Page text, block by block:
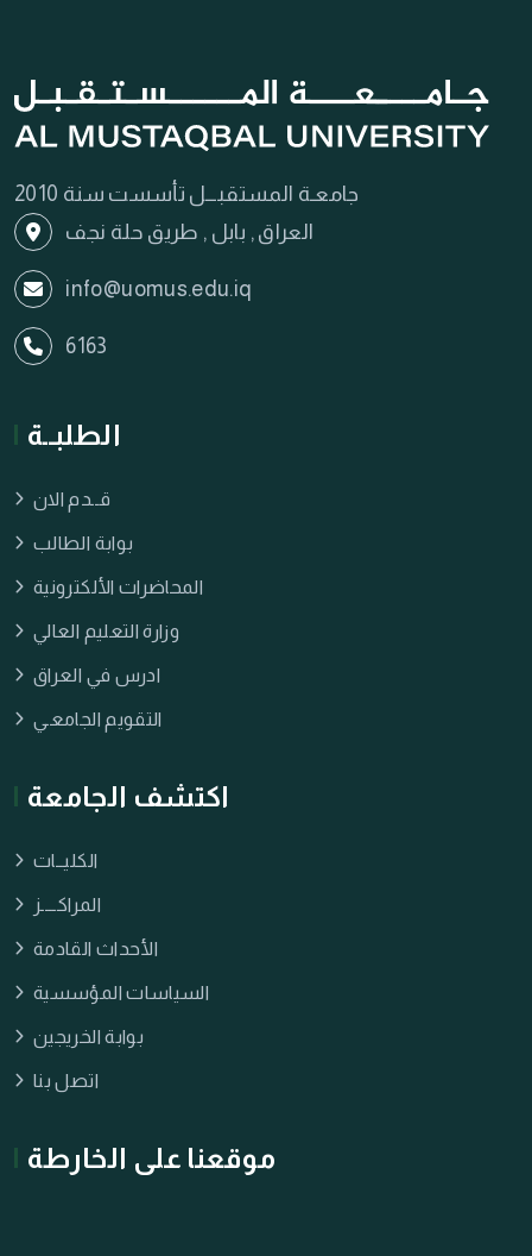
جامعـة المستقبـــل تأسست سنة 2010
العراق , بابل , طريق حلة نجف
info@uomus.edu.iq
6163
الطلبــة
قــدم الان
بوابة الطالب
المحاضرات الألكترونية
وزارة التعليم العالي
ادرس في العراق
التقويم الجامعـي
اكتشف الجامعة
الكليــات
المراكــــز
الأحداث القادمة
السياسات المؤسسية
بوابة الخريجين
اتصل بنا
موقعنا على الخارطة